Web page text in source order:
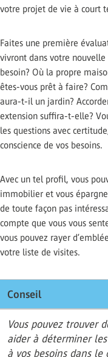
votre projet de vie à court
Faites une première
vivront dans votre nouvelle
besoin? Où la propre
êtes-vous prêt à faire?
aura-t-il un jardin?
extension suffira-t-elle?
les questions avec
conscience de vos besoins.
Avec un tel profil, vous
immobilier et vous
de toute façon pas
compte que vous vous
vous pouvez rayer
votre liste de visites.
Conseil
Vous pouvez trouver
aider à déterminer
à vos besoins dans le